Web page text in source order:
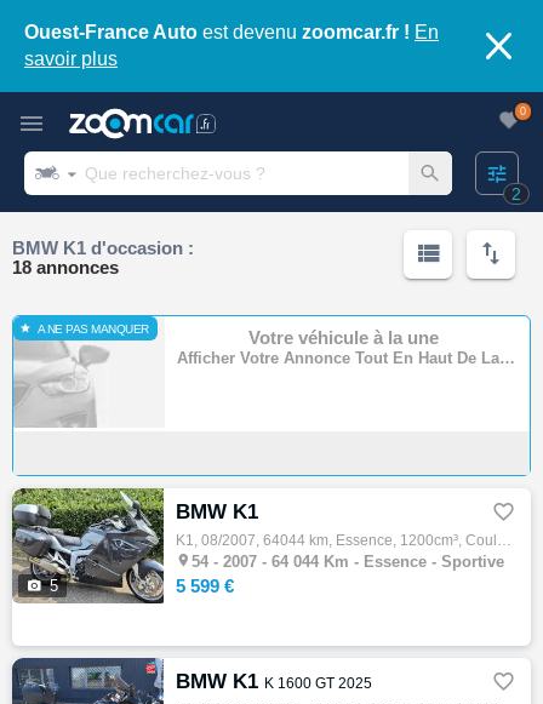
Ouest-France Auto est devenu zoomcar.fr ! En
savoir plus
2
0
BMW K1 d'occasion :
18 annonces
A NE PAS MANQUER Votre véhicule à la une
Afficher Votre Annonce Tout En Haut De La Page
 5
BMW K1 
K1, 08/2007, 64044 km, Essence, 1200cm³, Couleur gris, 5599 € Equipements : Démarches administratives sur place,Extension de garantie possi…
 54 - 2007 - 64 044 Km - Essence - Sportive
5 599 €
BMW K1 K 1600 GT 2025 